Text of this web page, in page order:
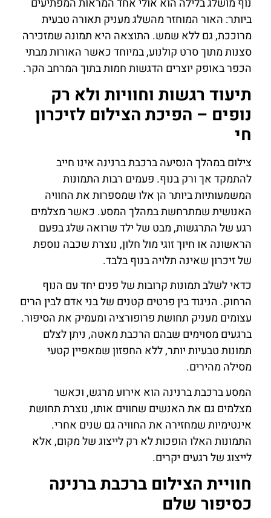
ביותר: האור המוחזר מהשלג מעניק תאורה טבעית
מרוככת, גם ללא שמש. התוצאה היא תמונה שמזכירה
סצנות מתוך סרט קולנוע, במיוחד כאשר האורות מבתי
הכפר באופק יוצרים הדגשות חמות בתוך המרחב הקר.
תיעוד רגשות וחוויות ולא רק
נופים – הפיכת הצילום לזיכרון
חי
צילום במהלך הנסיעה ברכבת ברנינה אינו חייב
להתמקד אך ורק בנוף. פעמים רבות התמונות
המשמעותיות ביותר הן אלו שמספרות את החוויה
האנושית שמתרחשת במהלך המסע. כאשר מצלמים
רגע של התרגשות, מבט של ילד שרואה שלג בפעם
הראשונה או חיוך זוגי מול חלון, נוצרת שכבה נוספת
של זיכרון שאינה תלויה בנוף בלבד.
כדאי לשלב תמונות קרובות של פנים יחד עם הנוף
הרחוק. הניגוד בין פרטים קטנים של בני אדם לבין הרים
עצומים מעניק תחושת פרופורציה ומעמיק את הסיפור.
ברגעים מסוימים שבהם הרכבת מאטה, ניתן לצלם
תמונות טבעיות יותר, ללא החפזון שמאפיין קטעי
מסילה מהירים.
המסע ברכבת ברנינה הוא אירוע מרגש, וכאשר
מצלמים גם את האנשים שחווים אותו, נוצרת תחושת
אינטימיות שמחזירה את החוויה גם שנים אחרי.
התמונות האלו הופכות לא רק לייצוג של מקום, אלא
לייצוג של רגעים יקרים.
חוויית הצילום ברכבת ברנינה
כסיפור שלם